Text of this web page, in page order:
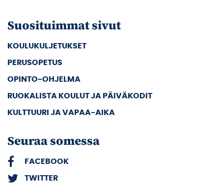
Suosituimmat sivut
KOULUKULJETUKSET
PERUSOPETUS
OPINTO-OHJELMA
RUOKALISTA KOULUT JA PÄIVÄKODIT
KULTTUURI JA VAPAA-AIKA
Seuraa somessa
FACEBOOK
TWITTER